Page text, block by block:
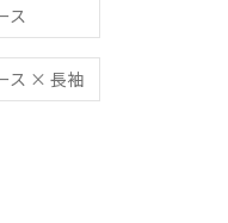
ス
ス × 長袖